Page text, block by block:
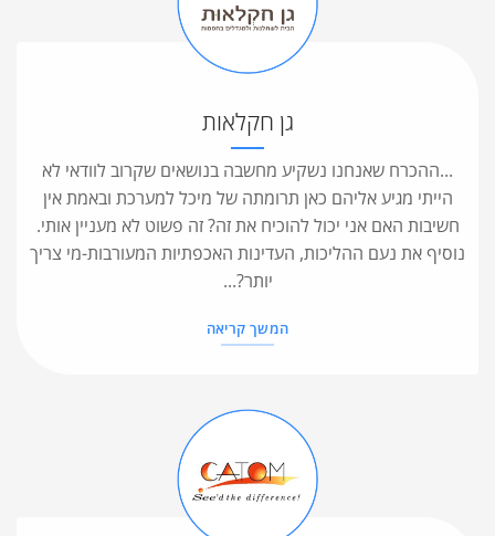
גן חקלאות
...ההכרח שאנחנו נשקיע מחשבה בנושאים שקרוב לוודאי לא
הייתי מגיע אליהם כאן תרומתה של מיכל למערכת ובאמת אין
חשיבות האם אני יכול להוכיח את זה? זה פשוט לא מעניין אותי.
נוסיף את נעם ההליכות, העדינות האכפתיות המעורבות-מי צריך
יותר?...
המשך קריאה